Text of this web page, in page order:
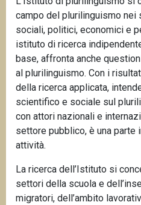
campo del plurilinguismo
sociali, politici, economici e
istituto di ricerca
base, affronta anche
al plurilinguismo. Con i
della ricerca applicata,
scientifico e sociale sul
con attori nazionali e
settore pubblico, è una parte
attività.
La ricerca dell’Istituto si
settori della scuola e
migratori, dell’ambito